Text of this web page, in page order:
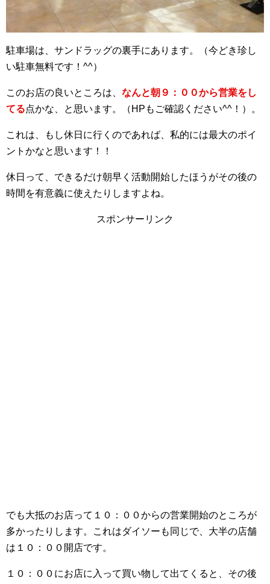
駐車場は、サンドラッグの裏手にあります。（今どき珍し
い駐車無料です！^^）
このお店の良いところは、 なんと朝９：００から営業をし
てる点かな、と思います。（HPもご確認ください^^！）。
これは、もし休日に行くのであれば、私的には最大のポイ
ントかなと思います！！
休日って、できるだけ朝早く活動開始したほうがその後の
時間を有意義に使えたりしますよね。
スポンサーリンク
でも大抵のお店って１０：００からの営業開始のところが
多かったりします。これはダイソーも同じで、大半の店舗
は１０：００開店です。
１０：００にお店に入って買い物して出てくると、その後